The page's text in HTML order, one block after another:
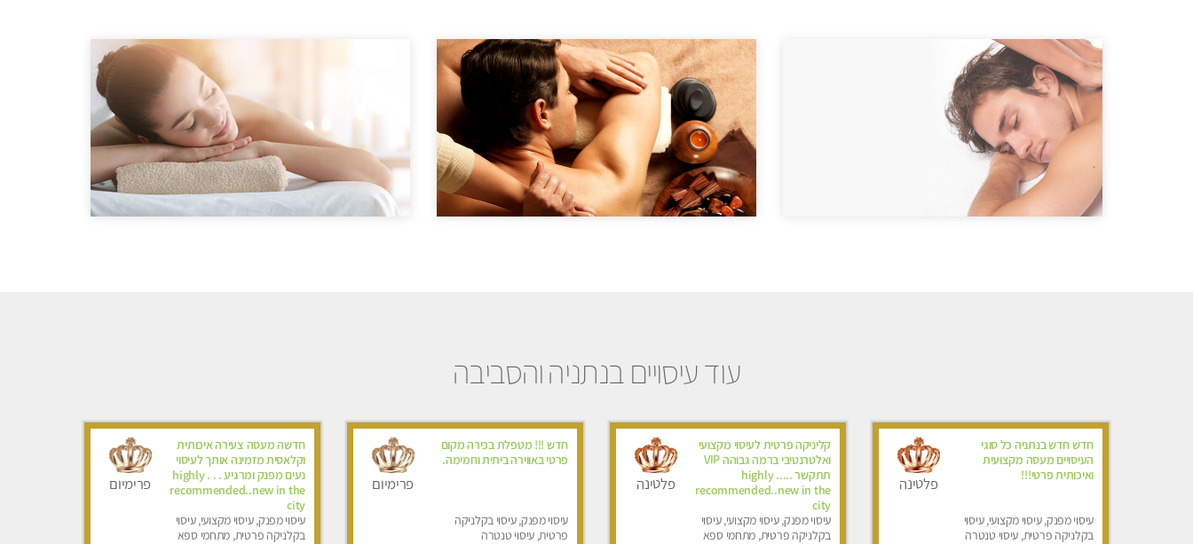
עוד עיסויים בנתניה והסביבה
חדש חדש בנתניה כל סוגי
העיסויים מעסה מקצועית
ואיכותית פרטי!!!
עיסוי מפנק, עיסוי מקצועי, עיסוי
בקלניקה פרטית, עיסוי טנטרה
פלטינה
קליניקה פרטית לעיסוי מקצועי
ואלטרנטיבי ברמה גבוהה VIP
תתקשר ..... highly
recommended..new in the
city
עיסוי מפנק, עיסוי מקצועי, עיסוי
בקלניקה פרטית, מתחמי ספא
פלטינה
חדש !!! מטפלת בכירה מקום
פרטי באווירה ביתית וחמימה.
עיסוי מפנק, עיסוי בקלניקה
פרטית, עיסוי טנטרה
פרימיום
חדשה מעסה צעירה איכותית
וקלאסית מזמינה אותך לעיסוי
נעים מפנק ומרגיע . . . highly
recommended..new in the
city
עיסוי מפנק, עיסוי מקצועי, עיסוי
בקלניקה פרטית, מתחמי ספא
פרימיום